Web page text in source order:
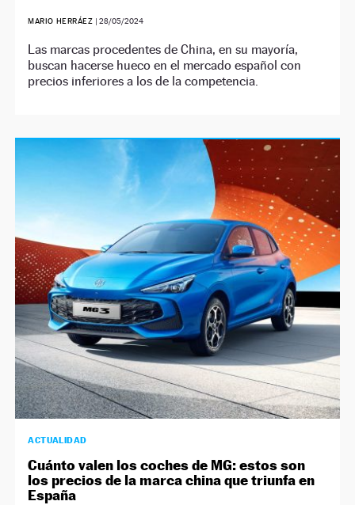
MARIO HERRÁEZ | 28/05/2024
Las marcas procedentes de China, en su mayoría,
buscan hacerse hueco en el mercado español con
precios inferiores a los de la competencia.
ACTUALIDAD
Cuánto valen los coches de MG: estos son
los precios de la marca china que triunfa en
España